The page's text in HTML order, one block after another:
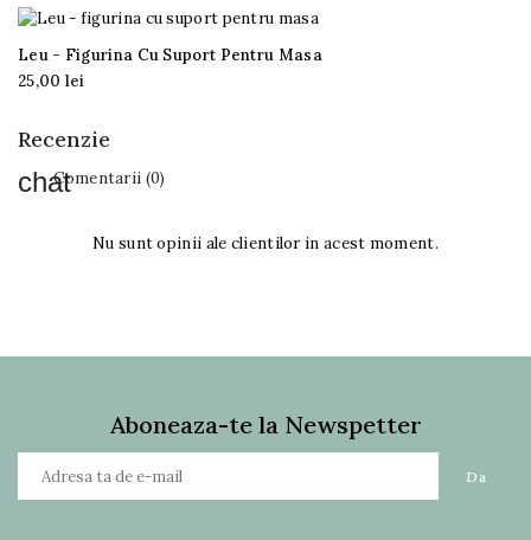
Leu - Figurina Cu Suport Pentru Masa
25,00 lei
Recenzie
Comentarii (0)
Nu sunt opinii ale clientilor in acest moment.
Aboneaza-te la Newspetter